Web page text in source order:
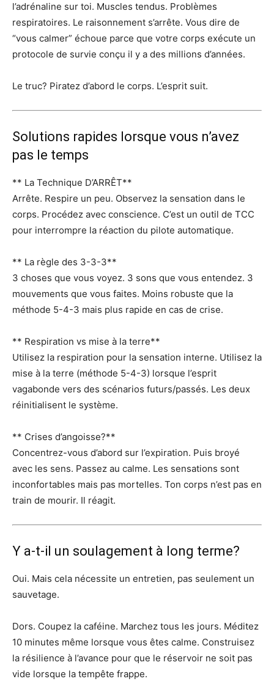
l’adrénaline sur toi. Muscles tendus. Problèmes
respiratoires. Le raisonnement s’arrête. Vous dire de
“vous calmer” échoue parce que votre corps exécute un
protocole de survie conçu il y a des millions d’années.
Le truc? Piratez d’abord le corps. L’esprit suit.
Solutions rapides lorsque vous n’avez
pas le temps
** La Technique D’ARRÊT**
Arrête. Respire un peu. Observez la sensation dans le
corps. Procédez avec conscience. C’est un outil de TCC
pour interrompre la réaction du pilote automatique.
** La règle des 3-3-3**
3 choses que vous voyez. 3 sons que vous entendez. 3
mouvements que vous faites. Moins robuste que la
méthode 5-4-3 mais plus rapide en cas de crise.
** Respiration vs mise à la terre**
Utilisez la respiration pour la sensation interne. Utilisez la
mise à la terre (méthode 5-4-3) lorsque l’esprit
vagabonde vers des scénarios futurs/passés. Les deux
réinitialisent le système.
** Crises d’angoisse?**
Concentrez-vous d’abord sur l’expiration. Puis broyé
avec les sens. Passez au calme. Les sensations sont
inconfortables mais pas mortelles. Ton corps n’est pas en
train de mourir. Il réagit.
Y a-t-il un soulagement à long terme?
Oui. Mais cela nécessite un entretien, pas seulement un
sauvetage.
Dors. Coupez la caféine. Marchez tous les jours. Méditez
10 minutes même lorsque vous êtes calme. Construisez
la résilience à l’avance pour que le réservoir ne soit pas
vide lorsque la tempête frappe.